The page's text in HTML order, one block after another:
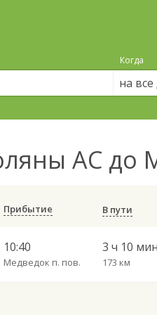
Когда
на
АС до
Прибытие В пути
10:40
Медведок п. пов.
3 ч 10 мин
173 км